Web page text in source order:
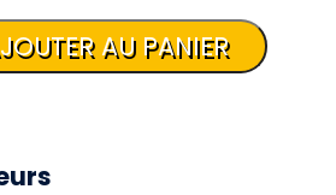
AU PANIER